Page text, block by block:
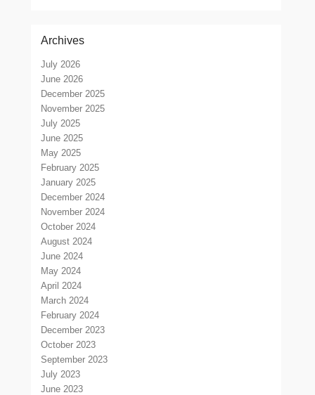
Archives
July 2026
June 2026
December 2025
November 2025
July 2025
June 2025
May 2025
February 2025
January 2025
December 2024
November 2024
October 2024
August 2024
June 2024
May 2024
April 2024
March 2024
February 2024
December 2023
October 2023
September 2023
July 2023
June 2023